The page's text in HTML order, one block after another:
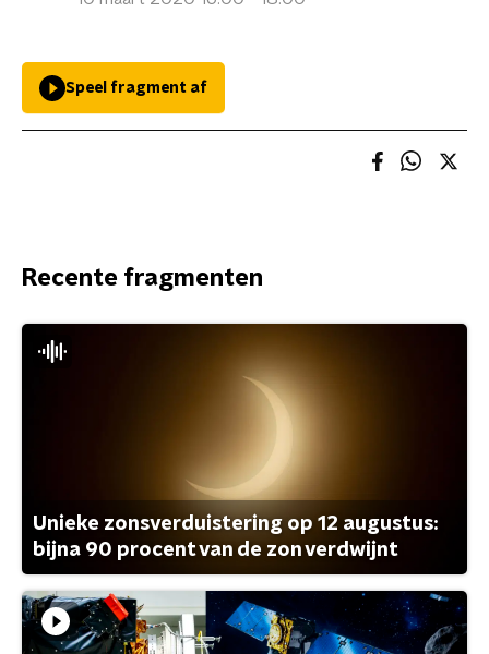
Speel fragment af
Recente fragmenten
Unieke zonsverduistering op 12 augustus:
bijna 90 procent van de zon verdwijnt